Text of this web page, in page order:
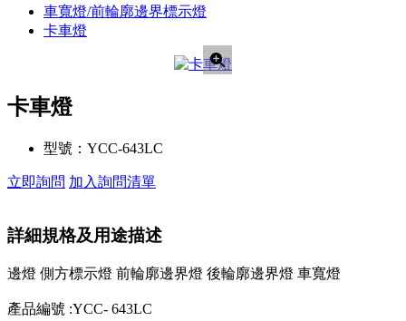
車寬燈/前輪廓邊界標示燈
卡車燈
卡車燈
型號： YCC-643LC
立即詢問 加入詢問清單
詳細規格及用途描述
邊燈 側方標示燈 前輪廓邊界燈 後輪廓邊界燈 車寬燈
產品編號 :YCC- 643LC